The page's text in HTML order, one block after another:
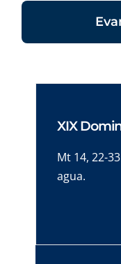
XIX
Mt 14, 22-
agua.